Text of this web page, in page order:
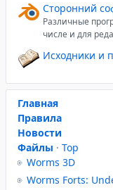
Сторонний
Различные
числе и для
Исходники и
Главная
Правила
Новости
Файлы · Top
Worms 3D
Worms Forts: